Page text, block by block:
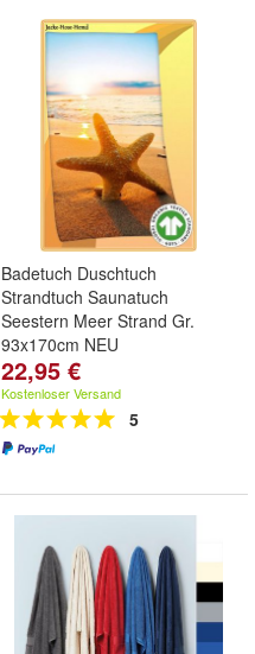
Badetuch Duschtuch
Strandtuch Saunatuch
Seestern Meer Strand Gr.
93x170cm NEU
22,95 €
Kostenloser Versand
5